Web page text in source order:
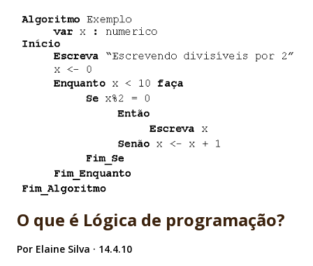
Rails. - Daiana: teríamos aquela jovem com bastão mágico
que pode dar longos pulos. Casa perfeitamente com
metodologias ágeis e Sprint. - Erick: o bundão com aquele
escudo. É o cara da auditoria PMI com pós em CMM. Sabe
tudo de logs é expert em TXT. - Sheila: a fulana que tem a
capa que pode sumir. Bem, essa nem precisa de explicação.
Muitos programadores sofrem de síndrome de Sheila. -
Presto: é o mágico que em situações extremas tenta tirar
algo do chapéu, mas nunca funciona. Basicamente é...
O que é Lógica de programação?
Por Elaine Silva 14.4.10